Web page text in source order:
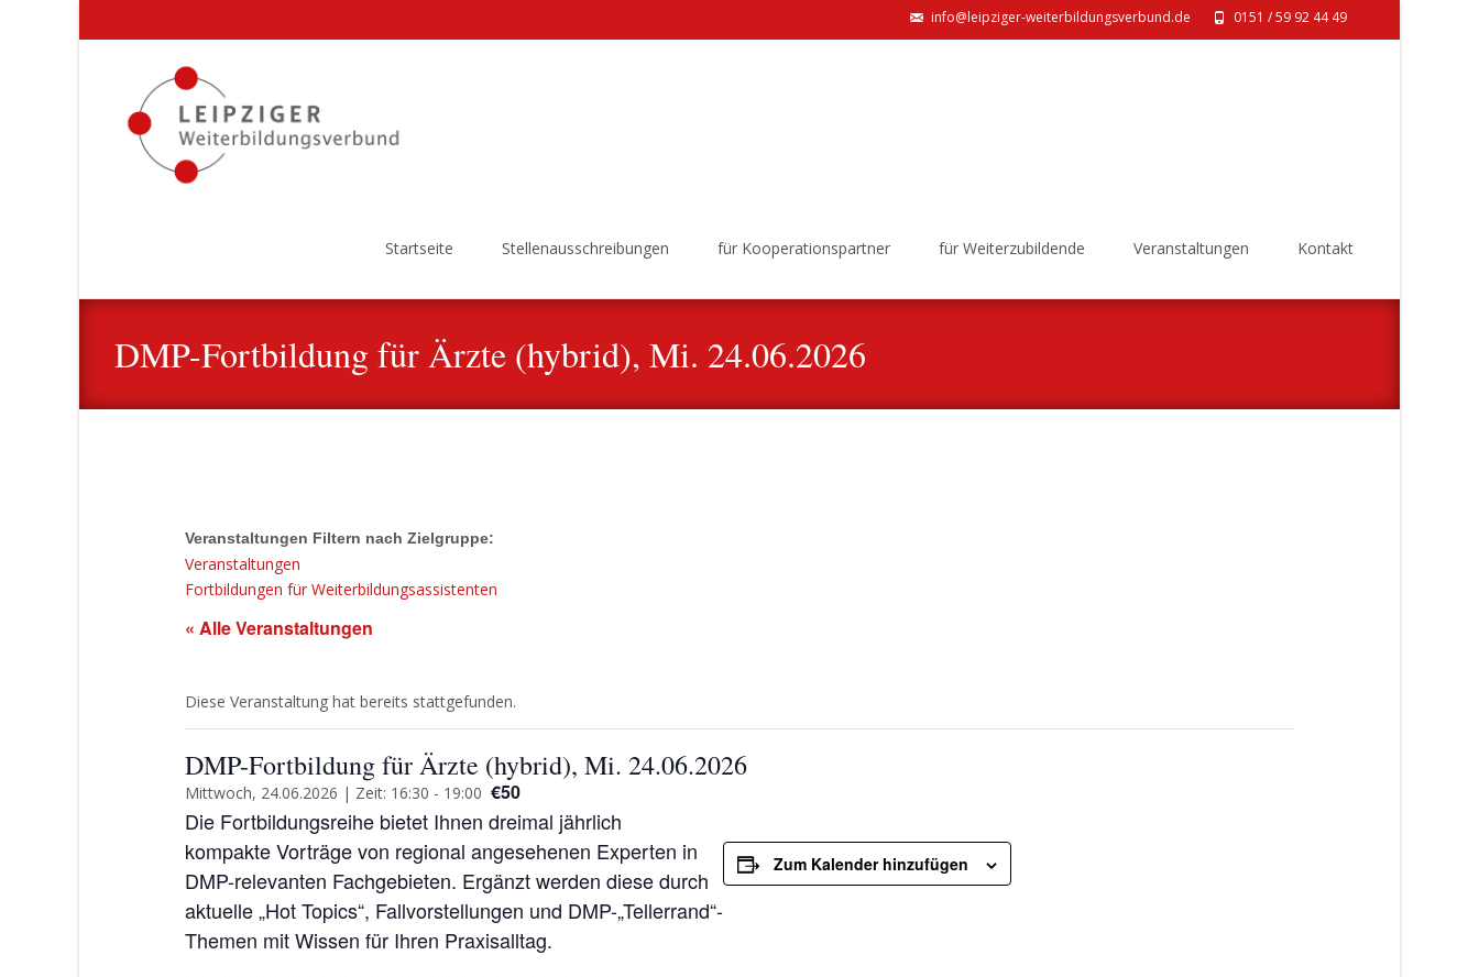
0151 / 59 92 44 49‬
info@leipziger-weiterbildungsverbund.de
Startseite Stellenausschreibungen für Kooperationspartner für Weiterzubildende Veranstaltungen Kontakt
DMP-Fortbildung für Ärzte (hybrid), Mi. 24.06.2026
Veranstaltungen Filtern nach Zielgruppe:
Veranstaltungen
Fortbildungen für Weiterbildungsassistenten
« Alle Veranstaltungen
Diese Veranstaltung hat bereits stattgefunden.
DMP-Fortbildung für Ärzte (hybrid), Mi. 24.06.2026
Mittwoch, 24.06.2026 | Zeit: 16:30 - 19:00 €50
Die Fortbildungsreihe bietet Ihnen dreimal jährlich
kompakte Vorträge von regional angesehenen Experten in
DMP-relevanten Fachgebieten. Ergänzt werden diese durch
aktuelle „Hot Topics“, Fallvorstellungen und DMP-„Tellerrand“-
Themen mit Wissen für Ihren Praxisalltag.
Zum Kalender hinzufügen